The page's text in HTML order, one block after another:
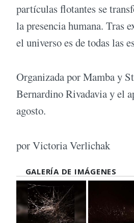
partículas flotantes se
la presencia humana. Tras
el universo es de todas las
Organizada por Mamba y
Bernardino Rivadavia y el
agosto.
por Victoria Verlichak
GALERÍA DE IMÁGENES